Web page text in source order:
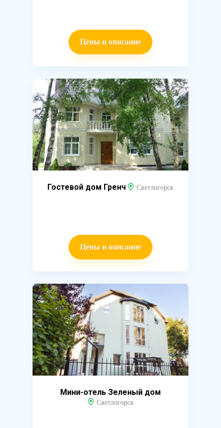
Цены и описание
Гостевой дом Гренч Светлогорск
Цены и описание
Мини-отель Зеленый дом
Светлогорск